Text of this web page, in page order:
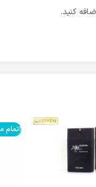
کنید.
اتمام